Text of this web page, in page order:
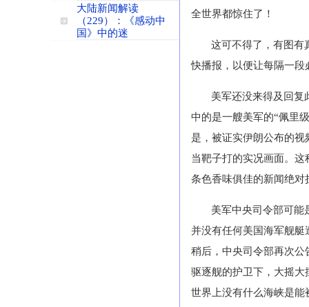
大陆新闻解读
（229）：《感动中
国》中的迷
全世界都惊住了！
这可不得了，有图有
快播报，以便让每隔一段
美军还没来得及回复
中的是一艘美军的“佩里
是，被证实伊朗公布的视
当靶子打的实况画面。
条色香味俱佳的新闻绝
美军中央司令部可能
并没有任何美国海军舰艇
稍后，中央司令部再次公
驱逐舰的护卫下，大摇
世界上没有什么海峡是